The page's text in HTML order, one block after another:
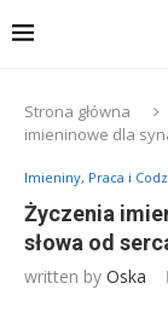
Strona główna
imieninowe dla
Imieniny, Praca i
Życzenia
słowa od
written by Oska